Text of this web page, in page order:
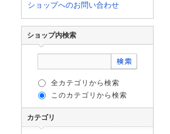
ショップへのお問い合わせ
ショップ内検索
全カテゴリから検索
このカテゴリから検索
カテゴリ